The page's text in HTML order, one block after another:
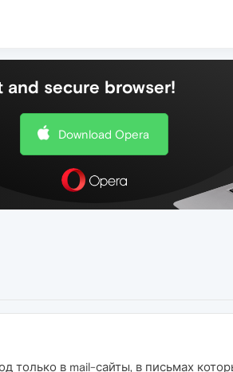
and secure browser!
Download Opera
только в mail-сайты, в письмах